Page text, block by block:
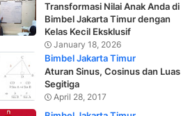
Transformasi Nilai Anak Anda di
Bimbel Jakarta Timur dengan
Kelas Kecil Eksklusif
January 18, 2026
Bimbel Jakarta Timur
Aturan Sinus, Cosinus dan Luas
Segitiga
April 28, 2017